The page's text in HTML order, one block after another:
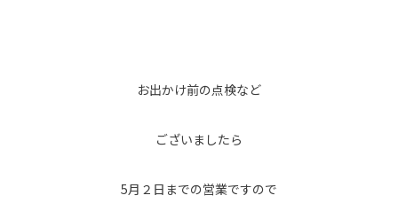
お出かけ前の点検など
ございましたら
5月２日までの営業ですので